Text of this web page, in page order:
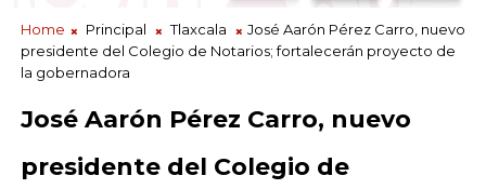
Home Principal Tlaxcala
José Aarón Pérez Carro, nuevo
presidente del Colegio de Notarios; fortalecerán proyecto de
la gobernadora
José Aarón Pérez Carro, nuevo
presidente del Colegio de